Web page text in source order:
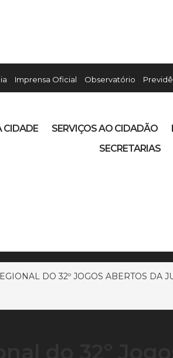
Imprensa Oficial Observatório
CIDADE SERVIÇOS AO CIDADÃO
SECRETARIAS
DO 32º JOGOS ABERTOS DA